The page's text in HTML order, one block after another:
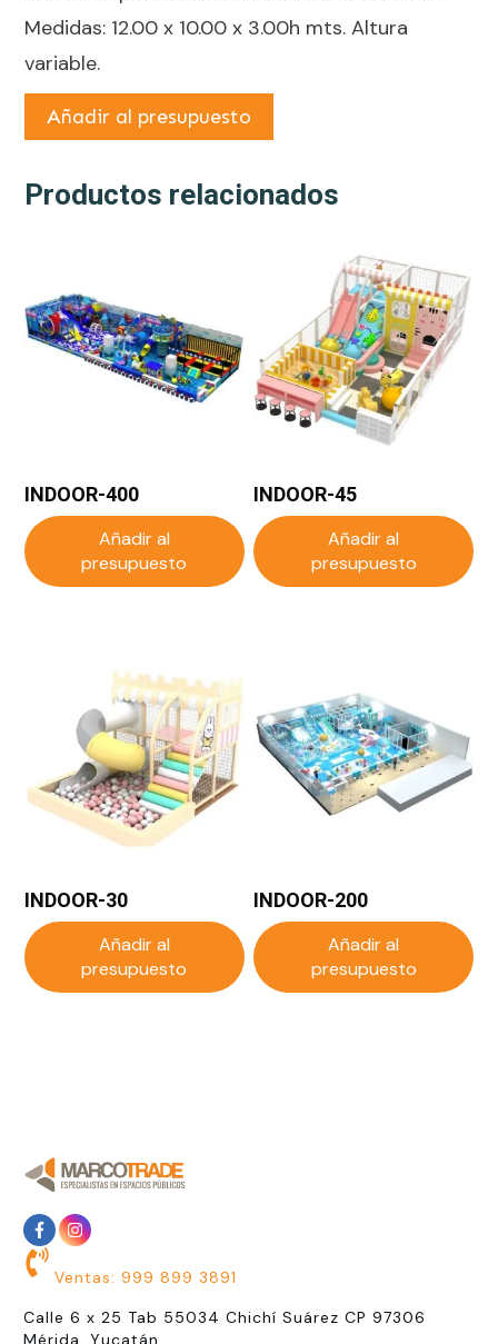
Medidas: 12.00 x 10.00 x 3.00h mts. Altura
variable.
Añadir al presupuesto
Productos relacionados
INDOOR-400
Añadir al
presupuesto
INDOOR-45
Añadir al
presupuesto
INDOOR-30
Añadir al
presupuesto
INDOOR-200
Añadir al
presupuesto
Ventas: 999 899 3891
Calle 6 x 25 Tab 55034 Chichí Suárez CP 97306
Mérida, Yucatán.